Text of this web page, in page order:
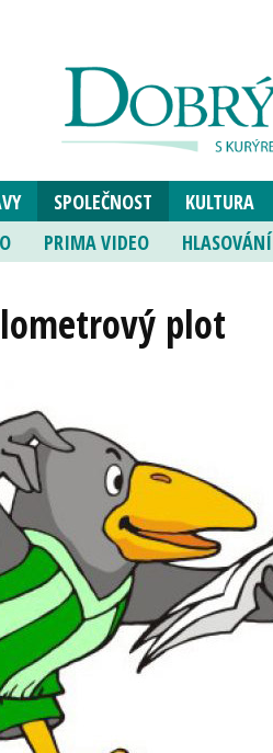
SPOLEČNOST KULTURA
PRIMA VIDEO HLASOVÁNÍ
plot